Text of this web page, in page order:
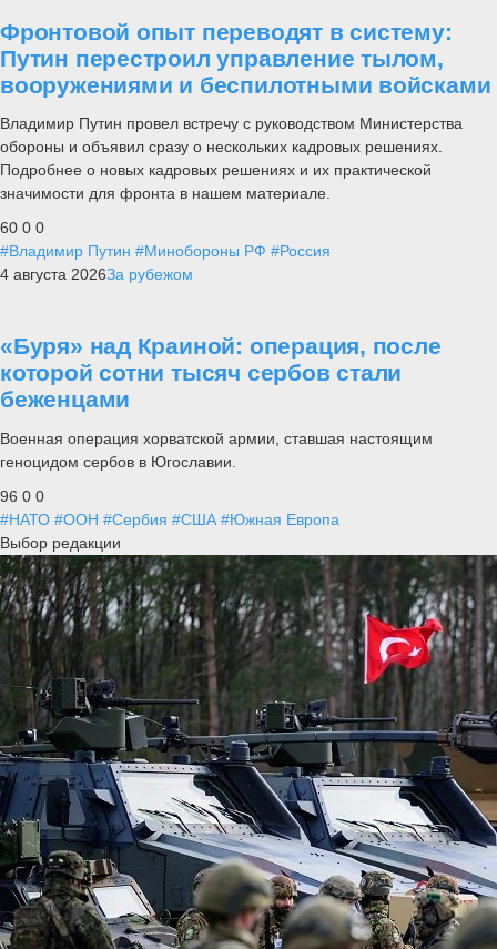
Фронтовой опыт переводят в систему:
Путин перестроил управление тылом,
вооружениями и беспилотными войсками
Владимир Путин провел встречу с руководством Министерства
обороны и объявил сразу о нескольких кадровых решениях.
Подробнее о новых кадровых решениях и их практической
значимости для фронта в нашем материале.
60 0 0
#Владимир Путин #Минобороны РФ #Россия
4 августа 2026За рубежом
«Буря» над Краиной: операция, после
которой сотни тысяч сербов стали
беженцами
Военная операция хорватской армии, ставшая настоящим
геноцидом сербов в Югославии.
96 0 0
#НАТО #ООН #Сербия #США #Южная Европа
Выбор редакции